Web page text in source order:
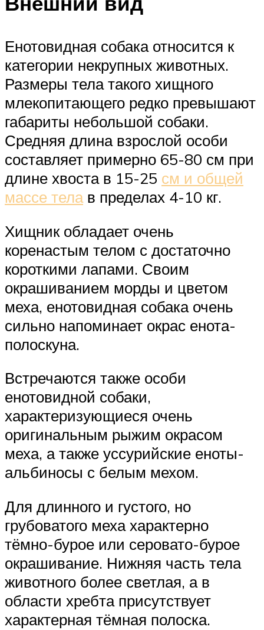
Енотовидная собака относится к
категории некрупных животных.
Размеры тела такого хищного
млекопитающего редко превышают
габариты небольшой собаки.
Средняя длина взрослой особи
составляет примерно 65-80 см при
длине хвоста в 15-25 см и общей
массе телав пределах 4-10 кг.
Хищник обладает очень
коренастым телом с достаточно
короткими лапами. Своим
окрашиванием морды и цветом
меха, енотовидная собака очень
сильно напоминает окрас енота-
полоскуна.
Встречаются также особи
енотовидной собаки,
характеризующиеся очень
оригинальным рыжим окрасом
меха, а также уссурийские еноты-
альбиносы с белым мехом.
Для длинного и густого, но
грубоватого меха характерно
тёмно-бурое или серовато-бурое
окрашивание. Нижняя часть тела
животного более светлая, а в
области хребта присутствует
характерная тёмная полоска.